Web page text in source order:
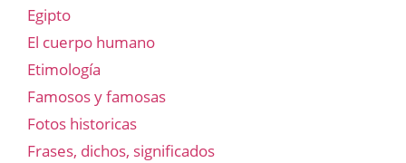
Egipto
El cuerpo humano
Etimología
Famosos y famosas
Fotos historicas
Frases, dichos, significados